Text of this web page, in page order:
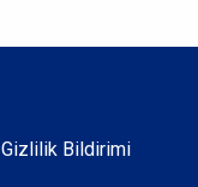
Gizlilik Bildirimi